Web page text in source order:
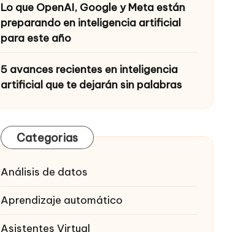
Lo que OpenAI, Google y Meta están
preparando en inteligencia artificial
para este año
5 avances recientes en inteligencia
artificial que te dejarán sin palabras
Categorias
Análisis de datos
Aprendizaje automático
Asistentes Virtual